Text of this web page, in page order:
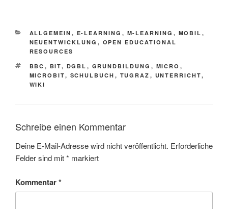
KATEGORIEN
ALLGEMEIN , E-LEARNING , M-LEARNING , MOBIL ,
NEUENTWICKLUNG , OPEN EDUCATIONAL
RESOURCES
SCHLAGWÖRTER
BBC , BIT, DGBL , GRUNDBILDUNG , MICRO ,
MICROBIT, SCHULBUCH , TUGRAZ , UNTERRICHT,
WIKI
Schreibe einen Kommentar
Deine E-Mail-Adresse wird nicht veröffentlicht. Erforderliche
Felder sind mit* markiert
Kommentar*